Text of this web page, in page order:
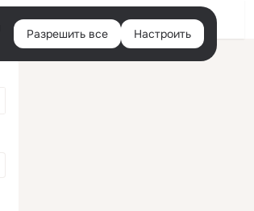
Войти
Разрешить все Настроить